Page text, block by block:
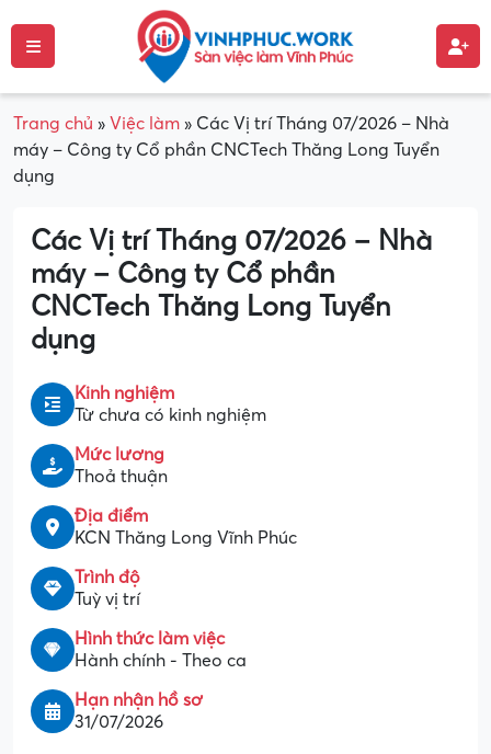
Trang chủ » Việc làm » Các Vị trí Tháng 07/2026 – Nhà
máy – Công ty Cổ phần CNCTech Thăng Long Tuyển
dụng
Các Vị trí Tháng 07/2026 – Nhà
máy – Công ty Cổ phần
CNCTech Thăng Long Tuyển
dụng
Kinh nghiệm
Từ chưa có kinh nghiệm
Mức lương
Thoả thuận
Địa điểm
KCN Thăng Long Vĩnh Phúc
Trình độ
Tuỳ vị trí
Hình thức làm việc
Hành chính - Theo ca
Hạn nhận hồ sơ
31/07/2026